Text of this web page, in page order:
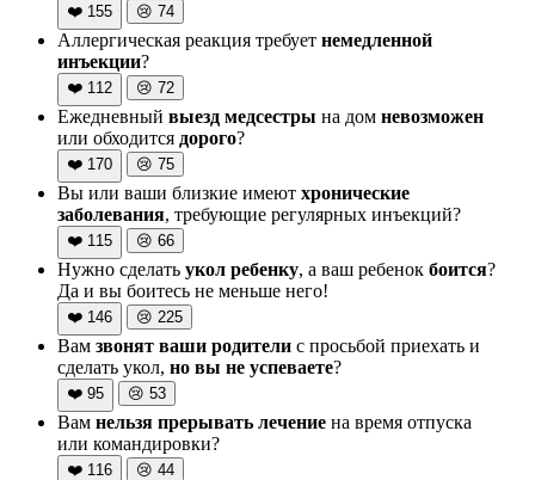
❤️ 155 😢 74
Аллергическая реакция требует немедленной
инъекции?
❤️ 112 😢 72
Ежедневный выезд медсестры на дом невозможен
или обходится дорого?
❤️ 170 😢 75
Вы или ваши близкие имеют хронические
заболевания, требующие регулярных инъекций?
❤️ 115 😢 66
Нужно сделать укол ребенку, а ваш ребенок боится?
Да и вы боитесь не меньше него!
❤️ 146 😢 225
Вам звонят ваши родители с просьбой приехать и
сделать укол, но вы не успеваете?
❤️ 95 😢 53
Вам нельзя прерывать лечение на время отпуска
или командировки?
❤️ 116 😢 44